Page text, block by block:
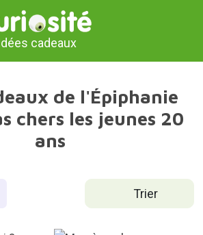
cadeaux
de l'Épiphanie
chers les jeunes 20
ans
Trier